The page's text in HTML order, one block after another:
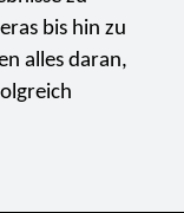
bis hin zu
alles daran,